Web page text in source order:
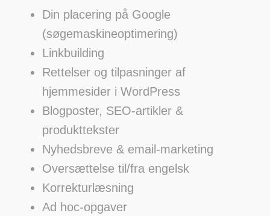
Din placering på Google
(søgemaskineoptimering)
Linkbuilding
Rettelser og tilpasninger af
hjemmesider i WordPress
Blogposter, SEO-artikler &
produkttekster
Nyhedsbreve & email-marketing
Oversættelse til/fra engelsk
Korrekturlæsning
Ad hoc-opgaver